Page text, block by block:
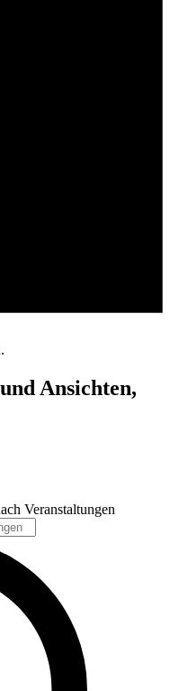
Ansichten,
Veranstaltungen